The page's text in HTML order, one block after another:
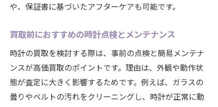
や、保証書に基づいたアフターケアも可能です。
買取前におすすめの時計点検とメンテナンス
時計の買取を検討する際は、事前の点検と簡易メンテナ
ンスが高価買取のポイントです。理由は、外観や動作状
態が査定に大きく影響するためです。例えば、ガラスの
曇りやベルトの汚れをクリーニングし、時計が正常に動